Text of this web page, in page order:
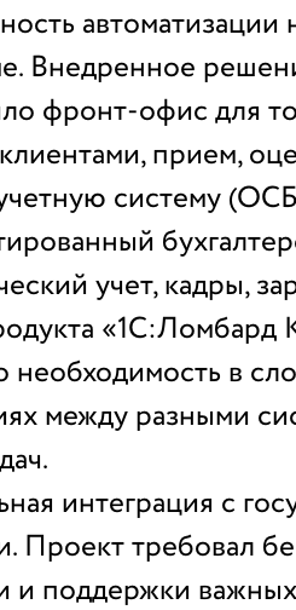
автоматизации
Внедренное
фронт-офис для
прием,
систему
учет, кадры,
необходимость в
между разными
интеграция с
Проект требовал
и поддержки